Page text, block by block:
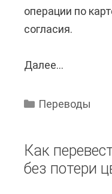
операции по
согласия.
Далее...
ч
у
С
Переводы
Как
без потери